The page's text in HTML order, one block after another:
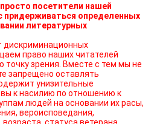
посетители нашей
придерживаться определенных
литературных
дискриминационных
зрения. Вместе с тем мы не
запрещено оставлять
унизительные
к насилию по отношению к
людей на основании их расы,
вероисповедания,
статуса ветерана,